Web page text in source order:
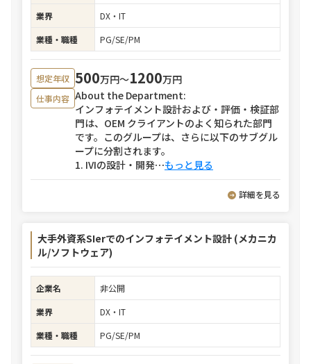
業界
DX・IT
業種・職種
PG/SE/PM
想定年収 500万円〜1200万円
仕事内容 About the Department:
インフォテイメント設計および・評価・検証部
門は、OEM クライアントのよく知られた部門
です。このグループは、さらに以下のサブグル
ープに分割されます。
1. IVIの設計・開発⋯もっと見る
詳細を見る
大手外資系SIerでのインフォテイメント設計 (メカニカ
ル/ソフトウェア)
企業名
非公開
業界
DX・IT
業種・職種
PG/SE/PM